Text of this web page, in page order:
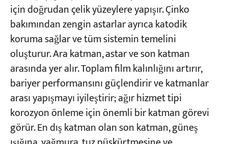
için doğrudan çelik yüzeylere yapışır. Çinko
bakımından zengin astarlar ayrıca katodik
koruma sağlar ve tüm sistemin temelini
oluşturur. Ara katman, astar ve son katman
arasında yer alır. Toplam film kalınlığını artırır,
bariyer performansını güçlendirir ve katmanlar
arası yapışmayı iyileştirir; ağır hizmet tipi
korozyon önleme için önemli bir katman görevi
görür. En dış katman olan son katman, güneş